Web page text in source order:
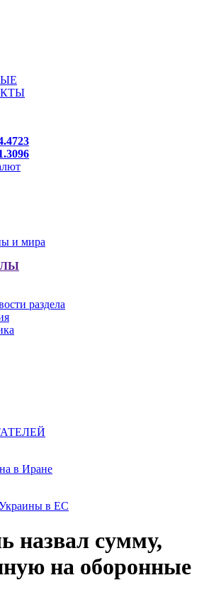
раздела
в Иране
в ЕС
сумму,
на оборонные